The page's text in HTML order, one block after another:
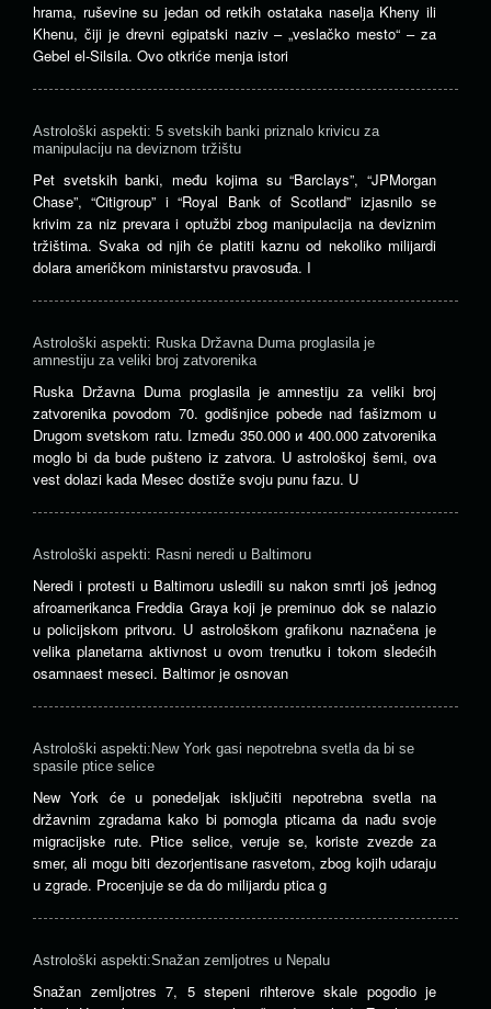
hrama, ruševine su jedan od retkih ostataka naselja Kheny ili
Khenu, čiji je drevni egipatski naziv – „veslačko mesto“ – za
Gebel el-Silsila. Ovo otkriće menja istori
Astrološki aspekti: 5 svetskih banki priznalo krivicu za
manipulaciju na deviznom tržištu
Pet svetskih banki, među kojima su “Barclays”, “JPMorgan
Chase”, “Citigroup” i “Royal Bank of Scotland” izjasnilo se
krivim za niz prevara i optužbi zbog manipulacija na deviznim
tržištima. Svaka od njih će platiti kaznu od nekoliko milijardi
dolara američkom ministarstvu pravosuđa. I
Astrološki aspekti: Ruska Državna Duma proglasila je
amnestiju za veliki broj zatvorenika
Ruska Državna Duma proglasila je amnestiju za veliki broj
zatvorenika povodom 70. godišnjice pobede nad fašizmom u
Drugom svetskom ratu. Između 350.000 и 400.000 zatvorenika
moglo bi da bude pušteno iz zatvora. U astrološkoj šemi, ova
vest dolazi kada Mesec dostiže svoju punu fazu. U
Astrološki aspekti: Rasni neredi u Baltimoru
Neredi i protesti u Baltimoru usledili su nakon smrti još jednog
afroamerikanca Freddia Graya koji je preminuo dok se nalazio
u policijskom pritvoru. U astrološkom grafikonu naznačena je
velika planetarna aktivnost u ovom trenutku i tokom sledećih
osamnaest meseci. Baltimor je osnovan
Astrološki aspekti:New York gasi nepotrebna svetla da bi se
spasile ptice selice
New York će u ponedeljak isključiti nepotrebna svetla na
državnim zgradama kako bi pomogla pticama da nađu svoje
migracijske rute. Ptice selice, veruje se, koriste zvezde za
smer, ali mogu biti dezorjentisane rasvetom, zbog kojih udaraju
u zgrade. Procenjuje se da do milijardu ptica g
Astrološki aspekti:Snažan zemljotres u Nepalu
Snažan zemljotres 7, 5 stepeni rihterove skale pogodio je